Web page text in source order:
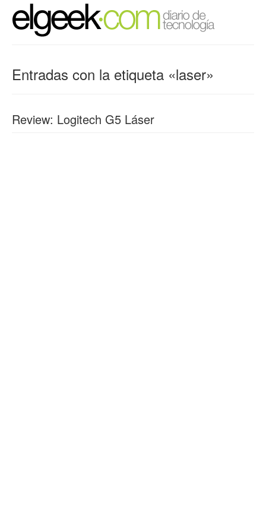
Entradas con la etiqueta «laser»
Review: Logitech G5 Láser